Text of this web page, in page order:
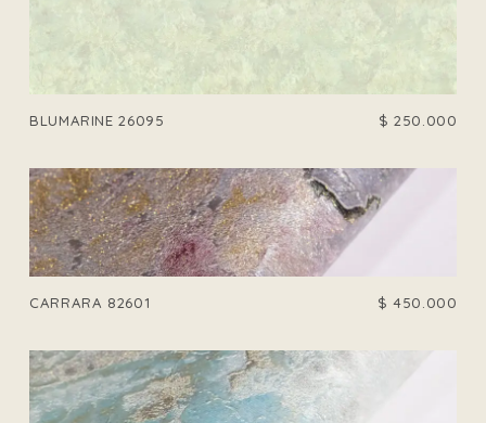
BLUMARINE 26095 $ 250.000
CARRARA 82601 $ 450.000